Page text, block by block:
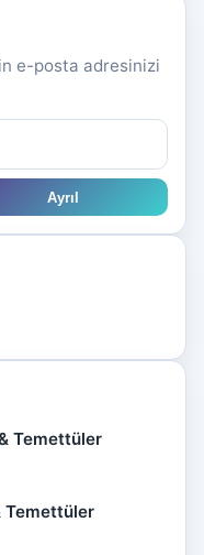
e-posta adresinizi
Ayrıl
Temettüler
Temettüler